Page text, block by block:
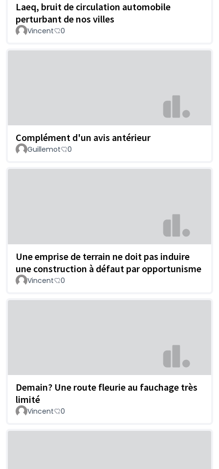
Laeq, bruit de circulation automobile
perturbant de nos villes
Vincent 0
Complément d'un avis antérieur
Guillemot 0
Une emprise de terrain ne doit pas induire
une construction à défaut par opportunisme
Vincent 0
Demain? Une route fleurie au fauchage très
limité
Vincent 0